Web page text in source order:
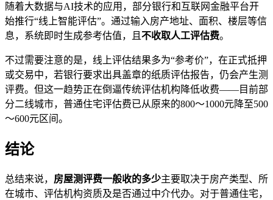
随着大数据与AI技术的应用，部分银行和互联网金融平台开
始推行“线上智能评估”。通过输入房产地址、面积、楼层等信
息，系统即时生成参考估值，且 不收取人工评估费。
不过需要注意的是，线上评估结果多为“参考价”，在正式抵押
或交易中，若银行要求出具盖章的纸质评估报告，仍会产生测
评费。但这一趋势正在倒逼传统评估机构降低收费——目前部
分二线城市，普通住宅评估费已从原来的800～1000元降至500
～600元区间。
结论
总结来说， 房屋测评费一般收的多少主要取决于房产类型、所
在城市、评估机构资质及是否通过中介代办。对于普通住宅，